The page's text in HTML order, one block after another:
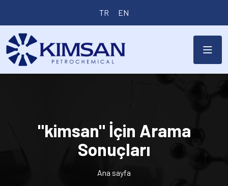
TR EN
"kimsan" İçin Arama
Sonuçları
Ana sayfa